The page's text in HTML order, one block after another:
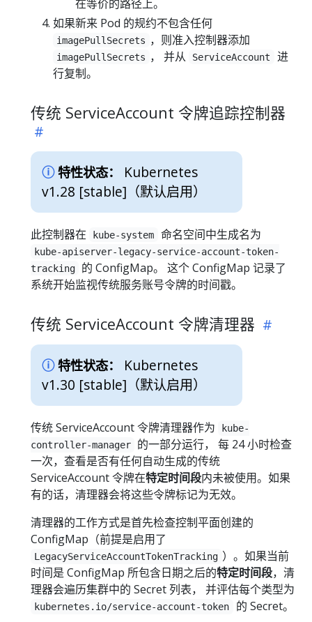
在等价的路径上。
如果新来 Pod 的规约不包含任何
imagePullSecrets ，则准入控制器添加
imagePullSecrets ， 并从 ServiceAccount
进
行复制。
传统 ServiceAccount 令牌追踪控制器
特性状态：
Kubernetes
v1.28 [stable] （默认启用）
此控制器在 kube-system 命名空间中生成名为
kube-apiserver-legacy-service-account-token-
tracking
的 ConfigMap。 这个 ConfigMap 记录了
系统开始监视传统服务账号令牌的时间戳。
传统 ServiceAccount 令牌清理器
特性状态：
Kubernetes
v1.30 [stable] （默认启用）
传统 ServiceAccount 令牌清理器作为
kube-
controller-manager
的一部分运行， 每 24 小时检查
一次，查看是否有任何自动生成的传统
ServiceAccount 令牌在特定时间段内未被使用。如果
有的话，清理器会将这些令牌标记为无效。
清理器的工作方式是首先检查控制平面创建的
ConfigMap（前提是启用了
LegacyServiceAccountTokenTracking ）。如果当前
时间是 ConfigMap 所包含日期之后的特定时间段，清
理器会遍历集群中的 Secret 列表， 并评估每个类型为
kubernetes.io/service-account-token
的 Secret。